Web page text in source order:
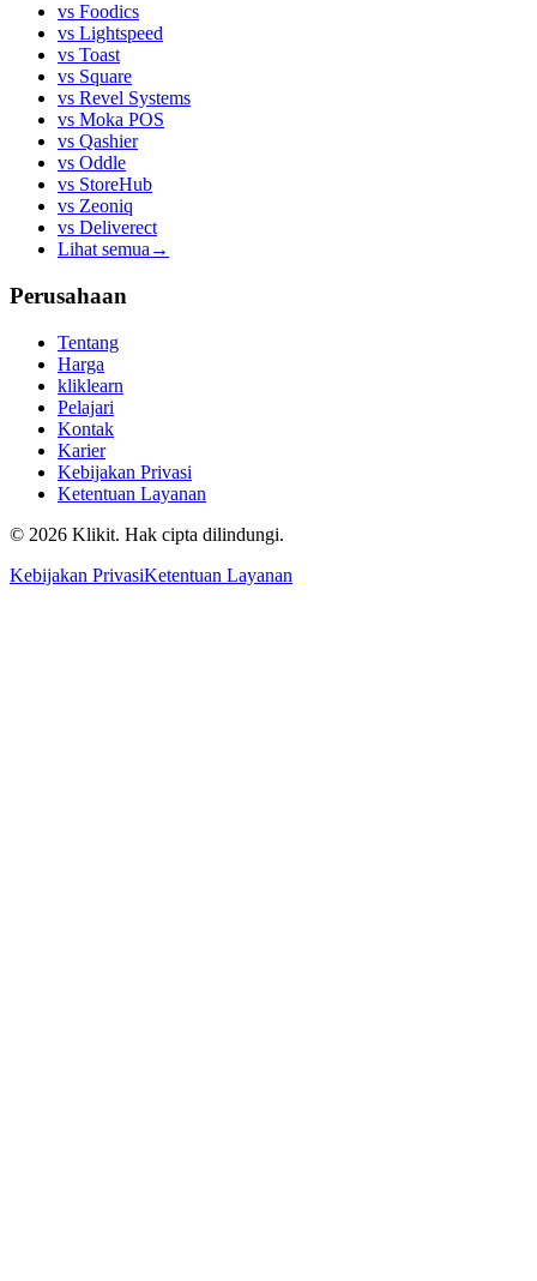
vs Foodics
vs Lightspeed
vs Toast
vs Square
vs Revel Systems
vs Moka POS
vs Qashier
vs Oddle
vs StoreHub
vs Zeoniq
vs Deliverect
Lihat semua →
Perusahaan
Tentang
Harga
kliklearn
Pelajari
Kontak
Karier
Kebijakan Privasi
Ketentuan Layanan
© 2026 Klikit. Hak cipta dilindungi.
Kebijakan PrivasiKetentuan Layanan